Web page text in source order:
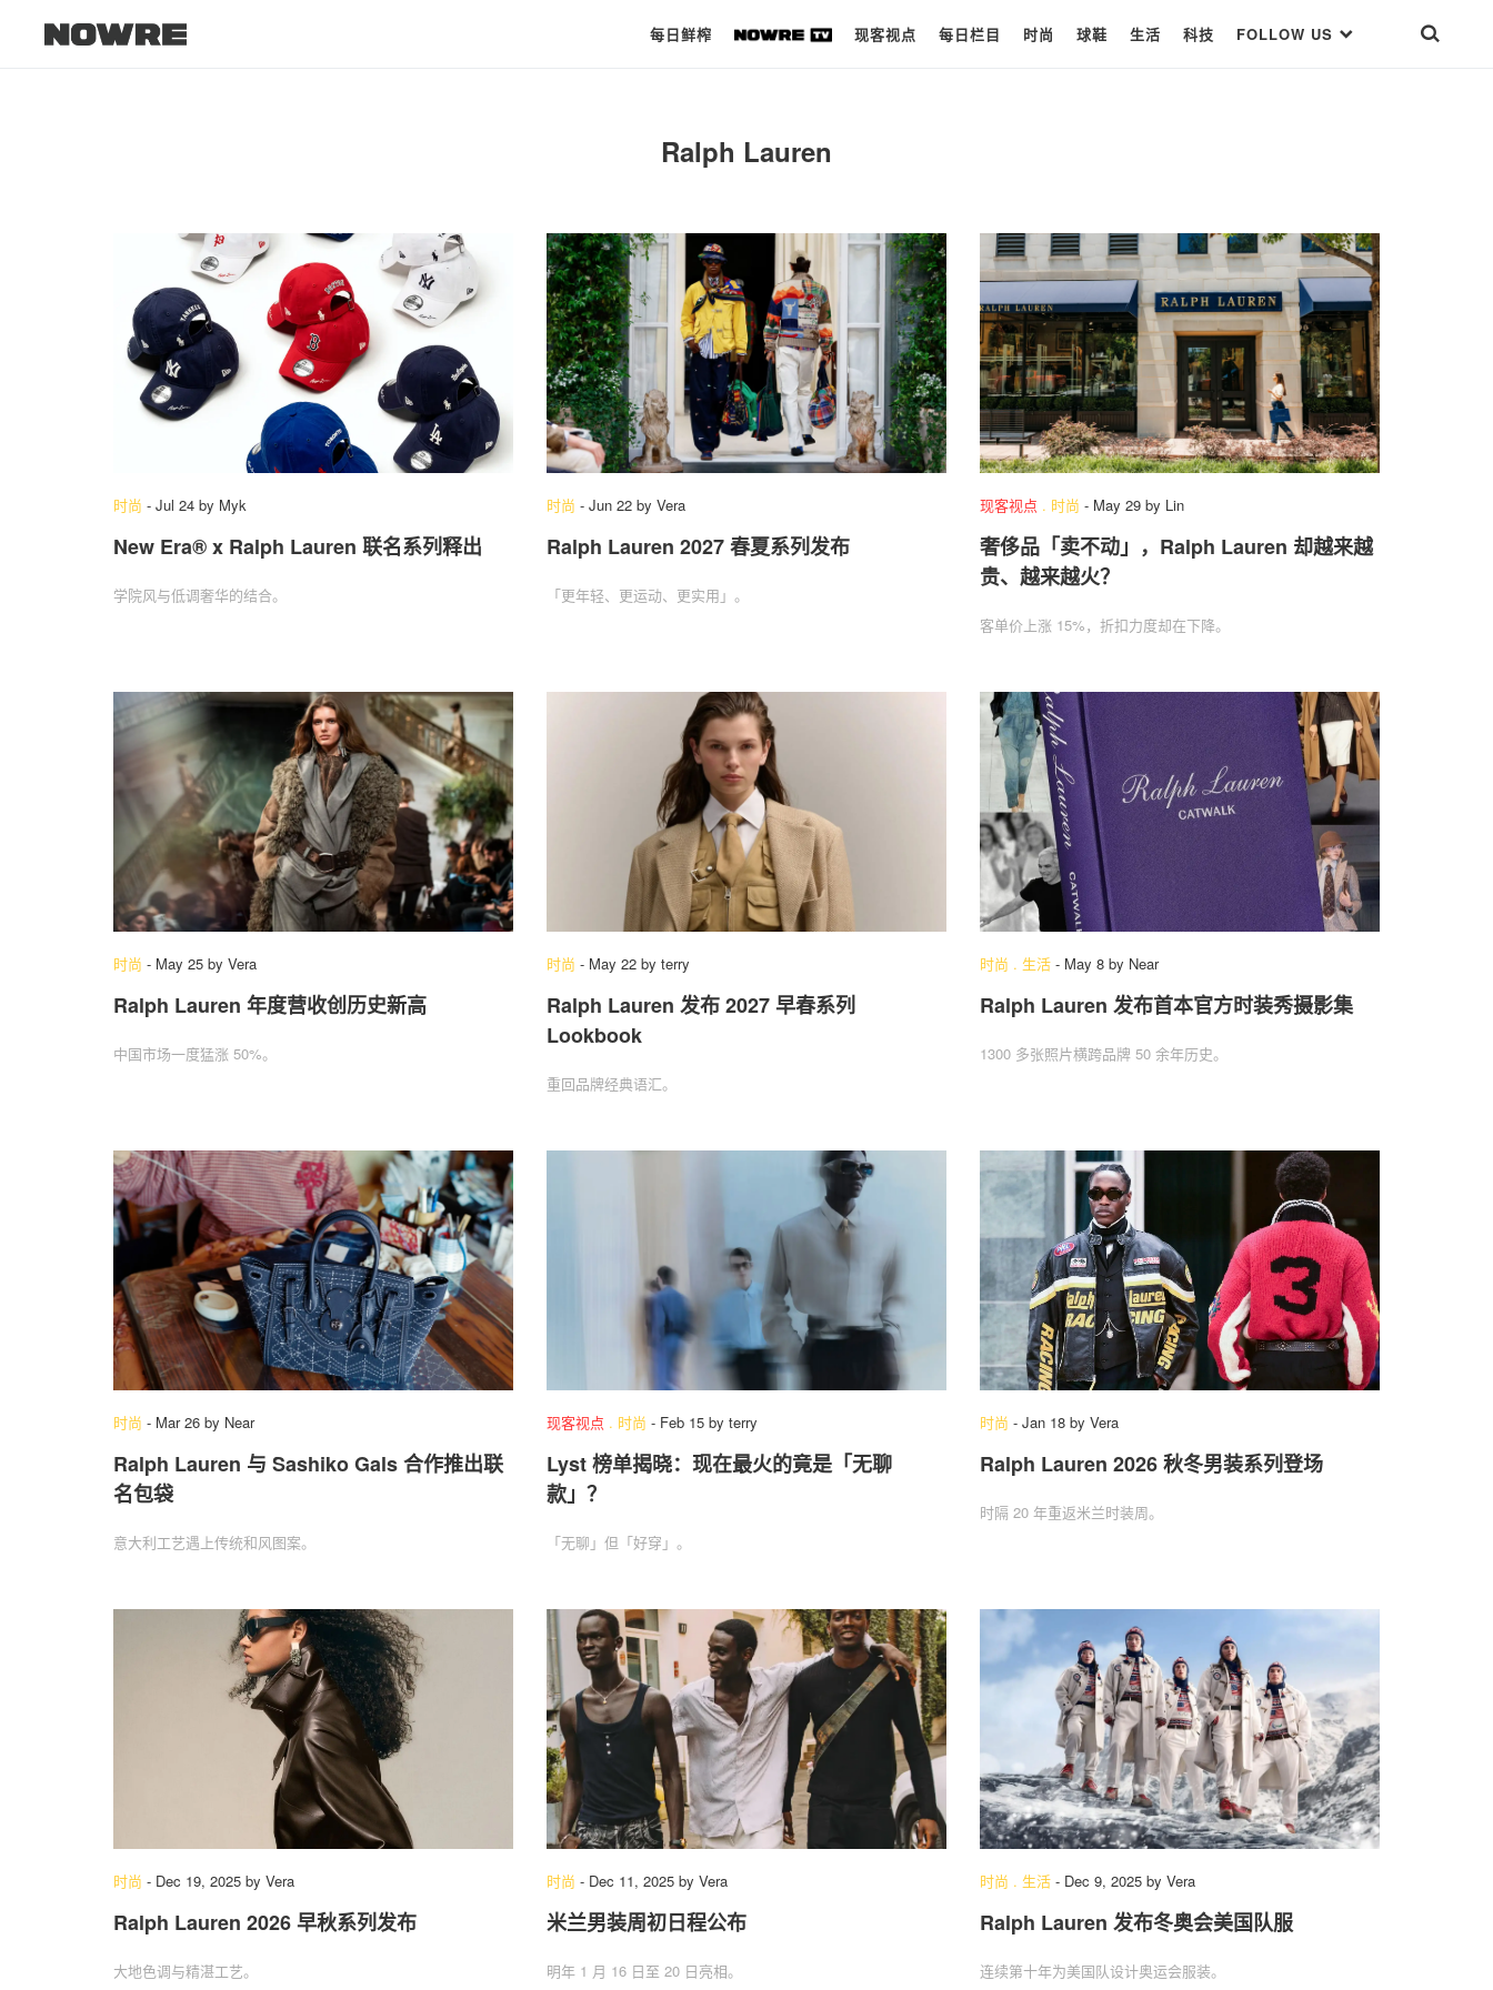
每日鲜榨 现客视点 每日栏目 时尚 球鞋 生活 科技 FOLLOW US
每日栏目
时 尚
球 鞋
生 活
科 技
关于我们
Ralph Lauren
时尚 - Jul 24 by Myk
New Era® x Ralph Lauren 联名系列释出
学院风与低调奢华的结合。
时尚 - Jun 22 by Vera
Ralph Lauren 2027 春夏系列发布
「更年轻、更运动、更实用」‌。
现客视点 . 时尚 - May 29 by Lin
奢侈品「卖不动」，Ralph Lauren 却越来越
贵、越来越火？
客单价上涨 15%，折扣力度却在下降。
时尚 - May 25 by Vera
Ralph Lauren 年度营收创历史新高
中国市场一度猛涨 50%。
时尚 - May 22 by terry
Ralph Lauren 发布 2027 早春系列
Lookbook
重回品牌经典语汇。
时尚 . 生活 - May 8 by Near
Ralph Lauren 发布首本官方时装秀摄影集
1300 多张照片横跨品牌 50 余年历史。
时尚 - Mar 26 by Near
Ralph Lauren 与 Sashiko Gals 合作推出联
名包袋
意大利工艺遇上传统和风图案。
现客视点 . 时尚 - Feb 15 by terry
Lyst 榜单揭晓：现在最火的竟是「无聊
款」？
「无聊」但「好穿」。
时尚 - Jan 18 by Vera
Ralph Lauren 2026 秋冬男装系列登场
时隔 20 年重返米兰时装周。
时尚 - Dec 19, 2025 by Vera
Ralph Lauren 2026 早秋系列发布
大地色调与精湛工艺。
时尚 - Dec 11, 2025 by Vera
米兰男装周初日程公布
明年 1 月 16 日至 20 日亮相。
时尚 . 生活 - Dec 9, 2025 by Vera
Ralph Lauren 发布冬奥会美国队服
连续第十年为美国队设计奥运会服装。